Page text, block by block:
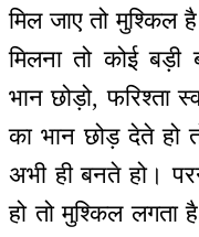
मिल जाए तो मुश्किल
मिलना तो कोई बड़ी
भान छोड़ो, फरिश्ता
का भान छोड़ देते हो
अभी ही बनते हो।
हो तो मुश्किल लगता